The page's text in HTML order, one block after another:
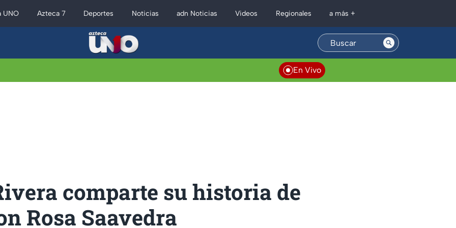
UNO Azteca 7 Deportes Noticias adn Noticias Videos Regionales a más +
En Vivo
comparte su historia de
Rosa Saavedra